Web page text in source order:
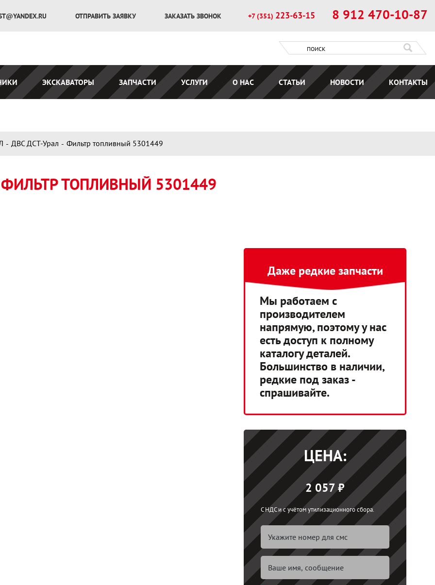
ОТПРАВИТЬ ЗАЯВКУ ЗАКАЗАТЬ ЗВОНОК +7 (351) 223-63-15 8 912 470-10-87
ЭКСКАВАТОРЫ ЗАПЧАСТИ УСЛУГИ О НАС СТАТЬИ НОВОСТИ КОНТАКТЫ
ДВС ДСТ-Урал Фильтр топливный 5301449
ФИЛЬТР ТОПЛИВНЫЙ 5301449
Даже редкие запчасти
Мы работаем с
производителем
напрямую, поэтому у нас
есть доступ к полному
каталогу деталей.
Большинство в наличии,
редкие под заказ -
спрашивайте.
ЦЕНА:
2 057 ₽
С НДС и с учётом утилизационного сбора.